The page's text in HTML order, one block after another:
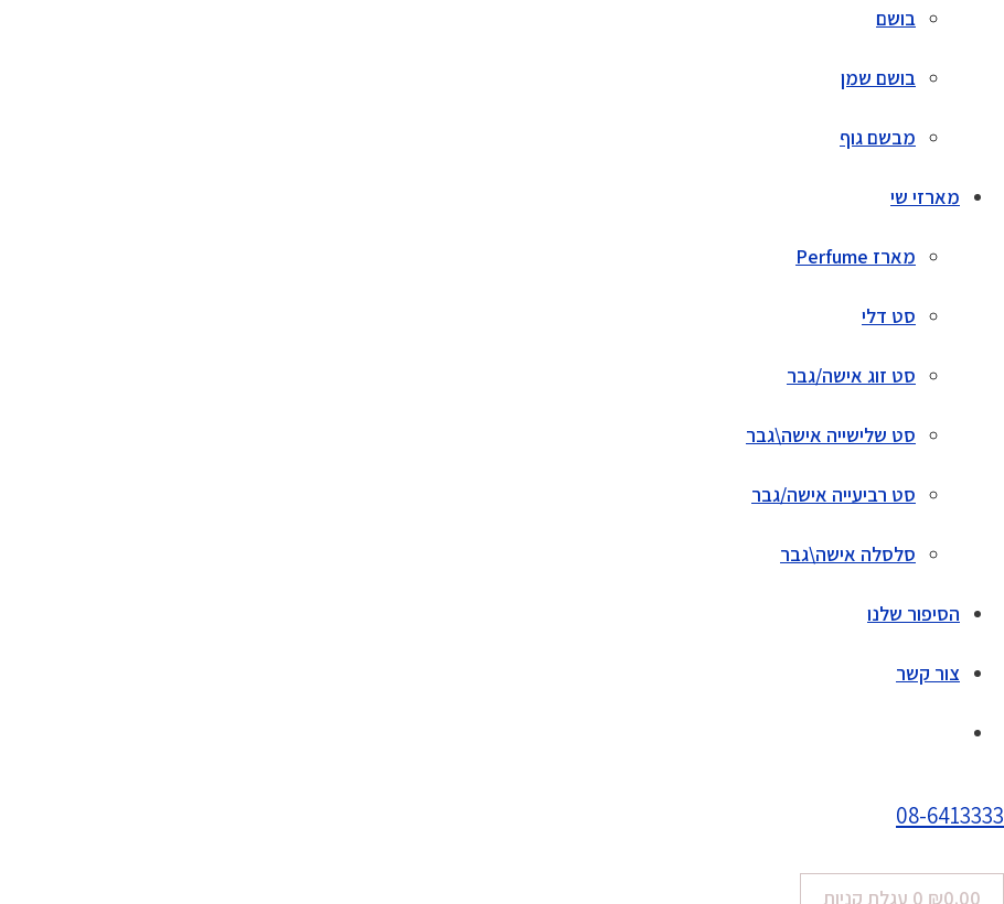
בושם
בושם שמן
מבשם גוף
מארזי שי
מארז Perfume
סט דלי
סט זוג אישה/גבר
סט שלישייה אישה\גבר
סט רביעייה אישה/גבר
סלסלה אישה\גבר
הסיפור שלנו
צור קשר
08-6413333
₪0.00
0 עגלת קניות